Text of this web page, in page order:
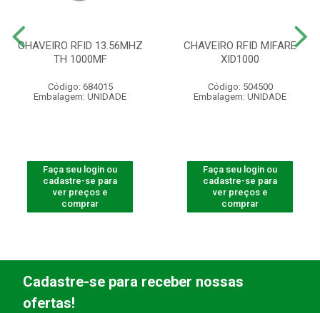
CHAVEIRO RFID 13.56MHZ
TH 1000MF
Código: 684015
Embalagem: UNIDADE
Faça seu login ou
cadastre-se para
ver preços e
comprar
CHAVEIRO RFID MIFARE
XID1000
Código: 504500
Embalagem: UNIDADE
Faça seu login ou
cadastre-se para
ver preços e
comprar
Cadastre-se para receber nossas
ofertas!